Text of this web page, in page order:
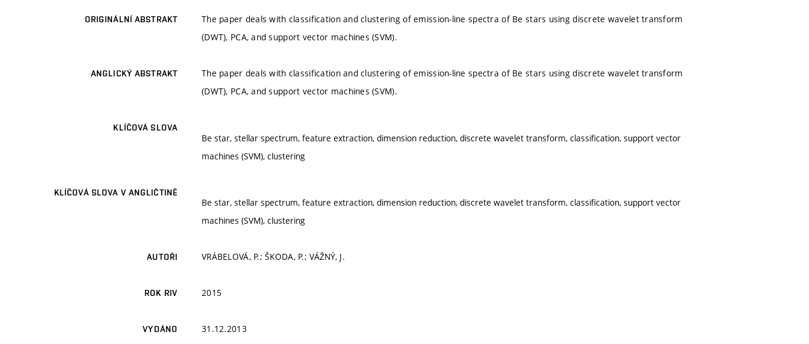
ORIGINÁLNÍ ABSTRAKT
The paper deals with classification and clustering of emission-line spectra of Be stars using discrete wavelet transform
(DWT), PCA, and support vector machines (SVM).
ANGLICKÝ ABSTRAKT
The paper deals with classification and clustering of emission-line spectra of Be stars using discrete wavelet transform
(DWT), PCA, and support vector machines (SVM).
KLÍČOVÁ SLOVA
Be star, stellar spectrum, feature extraction, dimension reduction, discrete wavelet transform, classification, support vector
machines (SVM), clustering
KLÍČOVÁ SLOVA V ANGLIČTINĚ
Be star, stellar spectrum, feature extraction, dimension reduction, discrete wavelet transform, classification, support vector
machines (SVM), clustering
AUTOŘI VRÁBELOVÁ, P.; ŠKODA, P.; VÁŽNÝ, J.
ROK RIV 2015
VYDÁNO 31.12.2013